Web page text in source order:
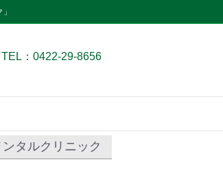
TEL：0422-29-8656
タルクリニック